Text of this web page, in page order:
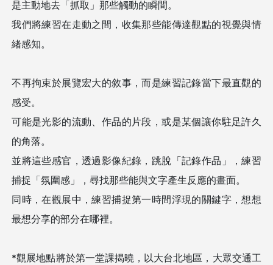
是主動地去「抓取」那些觸動的瞬間。
我們將練習在走動之間，收集那些能傳達觀點的視覺與情
緒感知。
不再拘束於展覽宏大的敘事，而是練習記錄當下最直觀的
感受。
可能是光影的流動、作品的片段，或是某個讓你駐足許久
的角落。
並將這些感官，透過影像紀錄，跳脫「記錄作品」，練習
捕捉「氛圍感」，尋找那些能與文字產生反應的畫面。
同時，在觀展中，練習捕捉第一時間浮現的關鍵字，想想
最想分享的部分在哪裡。
*觀展地點將於第一堂課揭曉，以大台北地區，大眾交通工